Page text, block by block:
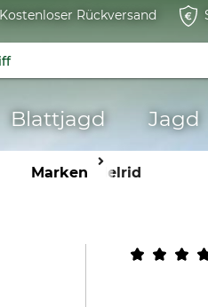
Kostenloser Rückversand
Blattjagd Jagd
Marken Edelrid